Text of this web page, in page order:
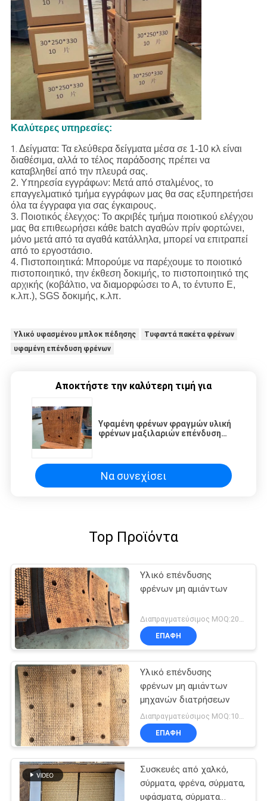
Καλύτερες υπηρεσίες:
1. Δείγματα: Τα ελεύθερα δείγματα μέσα σε 1-10 κλ είναι
διαθέσιμα, αλλά το τέλος παράδοσης πρέπει να
καταβληθεί από την πλευρά σας.
2. Υπηρεσία εγγράφων: Μετά από σταλμένος, το
επαγγελματικό τμήμα εγγράφων μας θα σας εξυπηρετήσει
όλα τα έγγραφα για σας έγκαιρους.
3. Ποιοτικός έλεγχος: Το ακριβές τμήμα ποιοτικού ελέγχου
μας θα επιθεωρήσει κάθε batch αγαθών πρίν φορτώνει,
μόνο μετά από τα αγαθά κατάλληλα, μπορεί να επιτραπεί
από το εργοστάσιο.
4. Πιστοποιητικά: Μπορούμε να παρέχουμε το ποιοτικό
πιστοποιητικό, την έκθεση δοκιμής, το πιστοποιητικό της
αρχικής (κοβάλτιο, να διαμορφώσει το Α, το έντυπο Ε,
κ.λπ.), SGS δοκιμής, κ.λπ.
Υλικό υφασμένου μπλοκ πέδησης
Τυφαντά πακέτα φρένων
υφαμένη επένδυση φρένων
Αποκτήστε την καλύτερη τιμή για
Υφαμένη φρένων φραγμών υλική
φρένων μαξιλαριών επένδυση
Να συνεχίσει
Top Προϊόντα
Υλικό επένδυσης
φρένων μη αμιάντων
Διαπραγματεύσιμος MOQ:200 PC
ΕΠΑΦΉ
Υλικό επένδυσης
φρένων μη αμιάντων
μηχανών διατρήσεων
ΕΠΑΦΉ
Συσκευές από χαλκό,
σύρματα, φρένα, σύρματα,
υφάσματα, σύρματα